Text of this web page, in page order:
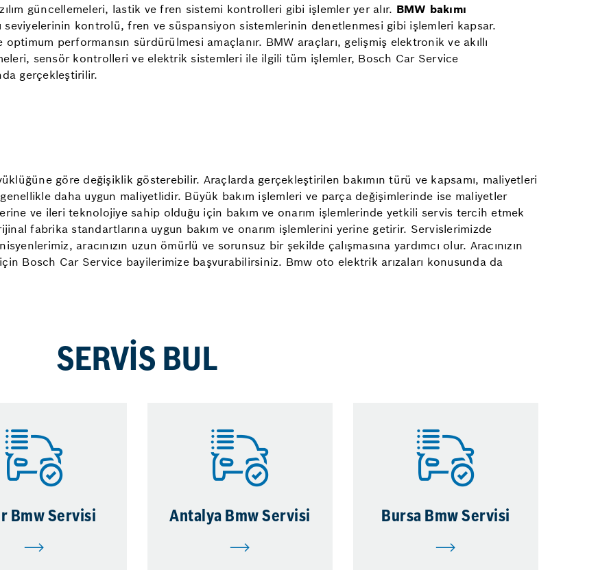
güncellemeleri, lastik ve fren sistemi kontrolleri gibi işlemler yer alır. BMW bakımı
seviyelerinin kontrolü, fren ve süspansiyon sistemlerinin denetlenmesi gibi işlemleri kapsar.
performansın sürdürülmesi amaçlanır. BMW araçları, gelişmiş elektronik ve akıllı
sensör kontrolleri ve elektrik sistemleri ile ilgili tüm işlemler, Bosch Car Service
gerçekleştirilir.
göre değişiklik gösterebilir. Araçlarda gerçekleştirilen bakımın türü ve kapsamı, maliyetleri
daha uygun maliyetlidir. Büyük bakım işlemleri ve parça değişimlerinde ise maliyetler
ve ileri teknolojiye sahip olduğu için bakım ve onarım işlemlerinde yetkili servis tercih etmek
fabrika standartlarına uygun bakım ve onarım işlemlerini yerine getirir. Servislerimizde
aracınızın uzun ömürlü ve sorunsuz bir şekilde çalışmasına yardımcı olur. Aracınızın
Bosch Car Service bayilerimize başvurabilirsiniz. Bmw oto elektrik arızaları konusunda da
SERVİS BUL
Bmw Servisi Antalya Bmw Servisi Bursa Bmw Servisi